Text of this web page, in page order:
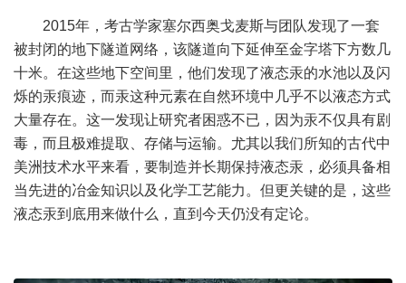
2015年，考古学家塞尔西奥戈麦斯与团队发现了一套
被封闭的地下隧道网络，该隧道向下延伸至金字塔下方数几
十米。在这些地下空间里，他们发现了液态汞的水池以及闪
烁的汞痕迹，而汞这种元素在自然环境中几乎不以液态方式
大量存在。这一发现让研究者困惑不已，因为汞不仅具有剧
毒，而且极难提取、存储与运输。尤其以我们所知的古代中
美洲技术水平来看，要制造并长期保持液态汞，必须具备相
当先进的冶金知识以及化学工艺能力。但更关键的是，这些
液态汞到底用来做什么，直到今天仍没有定论。